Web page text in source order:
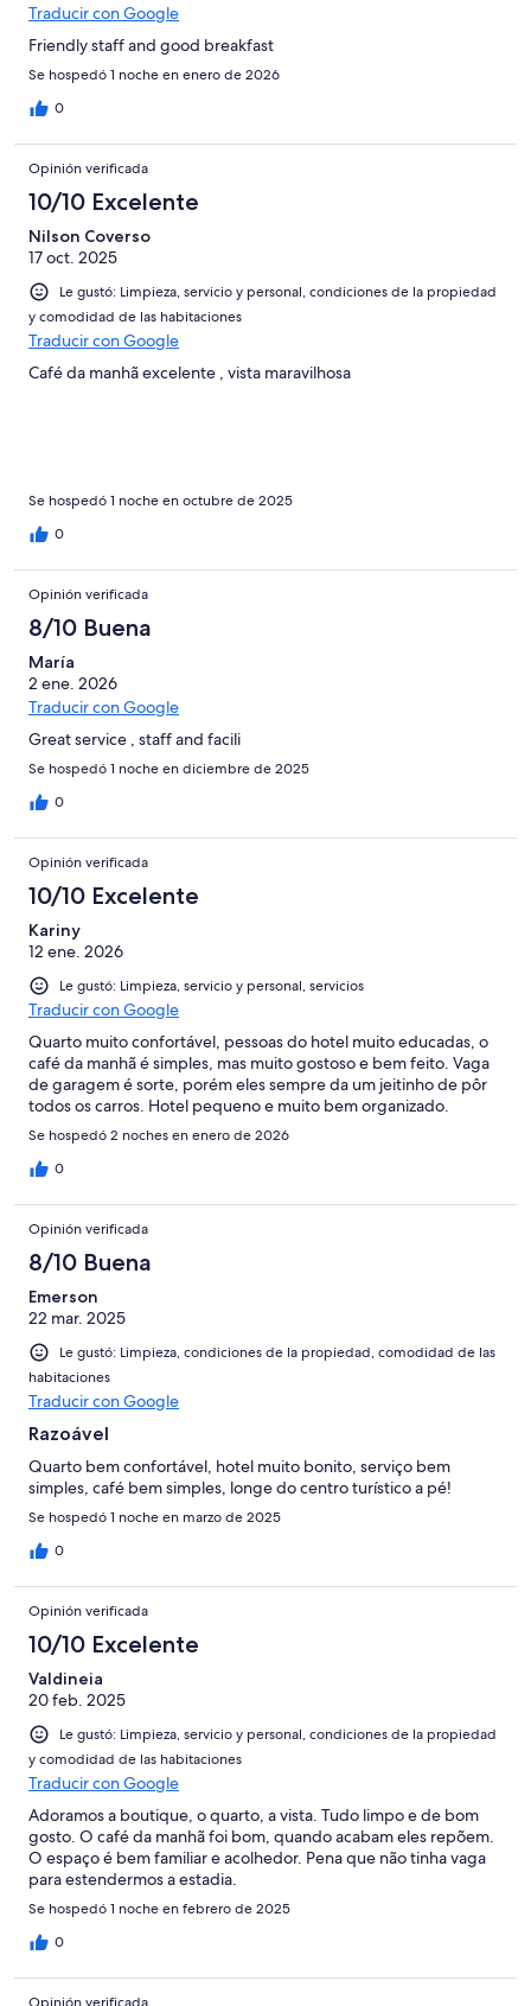
Traducir con Google
Friendly staff and good breakfast
Se hospedó 1 noche en enero de 2026
0
Opinión verificada
10/10 Excelente
Nilson Coverso
17 oct. 2025
Le gustó: Limpieza, servicio y personal, condiciones de la propiedad
y comodidad de las habitaciones
Traducir con Google
Café da manhã excelente , vista maravilhosa
Se hospedó 1 noche en octubre de 2025
0
Opinión verificada
8/10 Buena
María
2 ene. 2026
Traducir con Google
Great service , staff and facili
Se hospedó 1 noche en diciembre de 2025
0
Opinión verificada
10/10 Excelente
Kariny
12 ene. 2026
Le gustó: Limpieza, servicio y personal, servicios
Traducir con Google
Quarto muito confortável, pessoas do hotel muito educadas, o
café da manhã é simples, mas muito gostoso e bem feito. Vaga
de garagem é sorte, porém eles sempre da um jeitinho de pôr
todos os carros. Hotel pequeno e muito bem organizado.
Se hospedó 2 noches en enero de 2026
0
Opinión verificada
8/10 Buena
Emerson
22 mar. 2025
Le gustó: Limpieza, condiciones de la propiedad, comodidad de las
habitaciones
Traducir con Google
Razoável
Quarto bem confortável, hotel muito bonito, serviço bem
simples, café bem simples, longe do centro turístico a pé!
Se hospedó 1 noche en marzo de 2025
0
Opinión verificada
10/10 Excelente
Valdineia
20 feb. 2025
Le gustó: Limpieza, servicio y personal, condiciones de la propiedad
y comodidad de las habitaciones
Traducir con Google
Adoramos a boutique, o quarto, a vista. Tudo limpo e de bom
gosto. O café da manhã foi bom, quando acabam eles repõem.
O espaço é bem familiar e acolhedor. Pena que não tinha vaga
para estendermos a estadia.
Se hospedó 1 noche en febrero de 2025
0